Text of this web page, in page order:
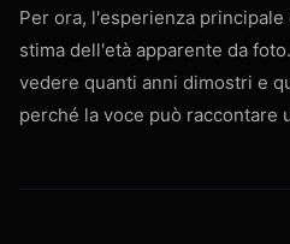
Per ora, l'esperienza
stima dell'età apparente da
vedere quanti anni dimostri e
perché la voce può raccontare